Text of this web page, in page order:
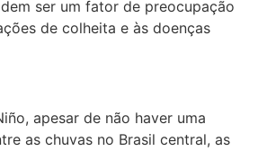
ser um fator de preocupação
de colheita e às doenças
apesar de não haver uma
as chuvas no Brasil central, as